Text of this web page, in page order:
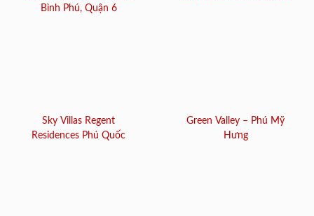
Bình Phú, Quận 6
Sky Villas Regent
Residences Phú Quốc
Green Valley – Phú Mỹ
Hưng